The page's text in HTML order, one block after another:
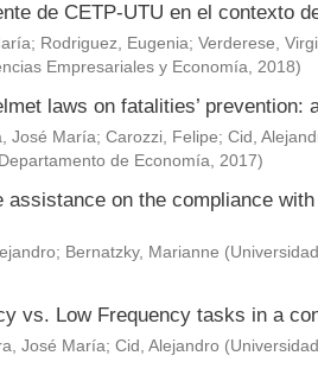
de CETP-UTU en el contexto
; Rodriguez, Eugenia; Verderese,
Empresariales y Economía, 2018)
laws on fatalities’ prevention:
José María; Carozzi, Felipe; Cid,
de Economía, 2017)
assistance on the compliance
; Bernatzky, Marianne (
vs. Low Frequency tasks in a
José María; Cid, Alejandro (